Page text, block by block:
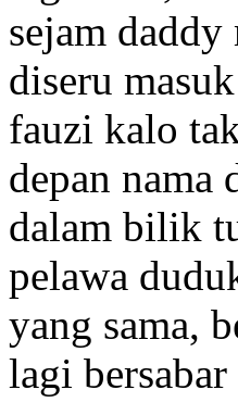
sejam
diseru
fauzi kalo
depan nama
dalam bilik
pelawa
yang sama,
lagi